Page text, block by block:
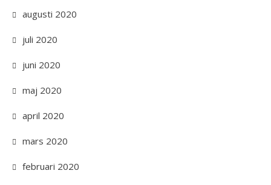
augusti 2020
juli 2020
juni 2020
maj 2020
april 2020
mars 2020
februari 2020